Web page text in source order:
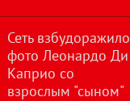
Сеть взбудоражило
фото Леонардо Ди
Каприо со
взрослым "сыном"